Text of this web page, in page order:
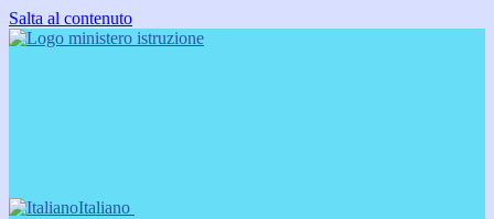
Salta al contenuto
Italiano